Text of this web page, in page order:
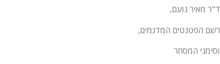
ד"ר מאיר נועם,
רשם הפטנטים המדגמים,
וסימני המסחר